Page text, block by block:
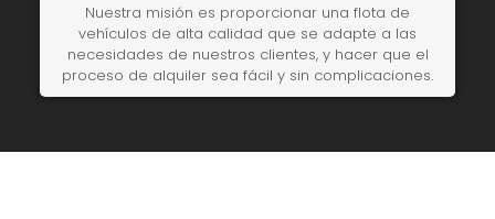
Nuestra misión es proporcionar una flota de
vehículos de alta calidad que se adapte a las
necesidades de nuestros clientes, y hacer que el
proceso de alquiler sea fácil y sin complicaciones.